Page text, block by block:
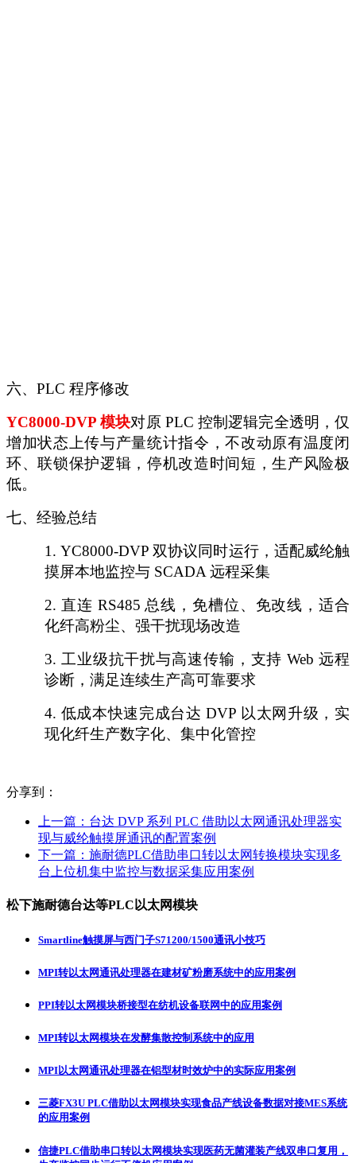
六、 PLC 程序修改
YC8000-DVP 模块对原 PLC 控制逻辑完全透明，仅
增加状态上传与产量统计指令，不改动原有温度闭
环、联锁保护逻辑，停机改造时间短，生产风险极
低。
七、经验总结
1.YC8000-DVP 双协议同时运行，适配威纶触
摸屏本地监控与 SCADA 远程采集
2. 直连 RS485 总线，免槽位、免改线，适合
化纤高粉尘、强干扰现场改造
3. 工业级抗干扰与高速传输，支持 Web 远程
诊断，满足连续生产高可靠要求
4. 低成本快速完成台达 DVP 以太网升级，实
现化纤生产数字化、集中化管控
分享到：
上一篇： 台达 DVP 系列 PLC 借助以太网通讯处理器实
现与威纶触摸屏通讯的配置案例
下一篇： 施耐德PLC借助串口转以太网转换模块实现多
台上位机集中监控与数据采集应用案例
松下施耐德台达等PLC以太网模块
Smartline触摸屏与西门子S71200/1500通讯小技巧
MPI转以太网通讯处理器在建材矿粉磨系统中的应用案例
PPI转以太网模块桥接型在纺机设备联网中的应用案例
MPI转以太网模块在发酵集散控制系统中的应用
MPI以太网通讯处理器在铝型材时效炉中的实际应用案例
三菱FX3U PLC借助以太网模块实现食品产线设备数据对接MES系统
的应用案例
信捷PLC借助串口转以太网模块实现医药无菌灌装产线双串口复用，